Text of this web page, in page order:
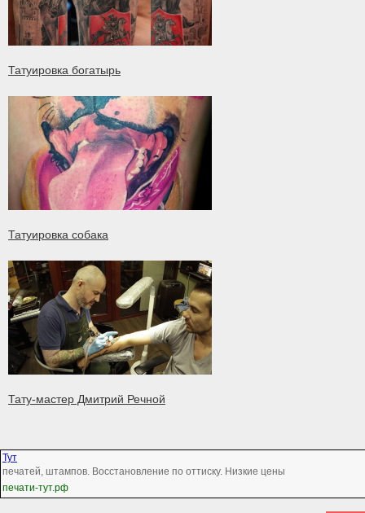
Татуировка богатырь
Татуировка собака
Тату-мастер Дмитрий Речной
Тут
печатей, штампов. Восстановление по оттиску. Низкие цены
печати-тут.рф